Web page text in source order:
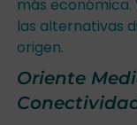
más económica.
las alternativas
origen.
Oriente